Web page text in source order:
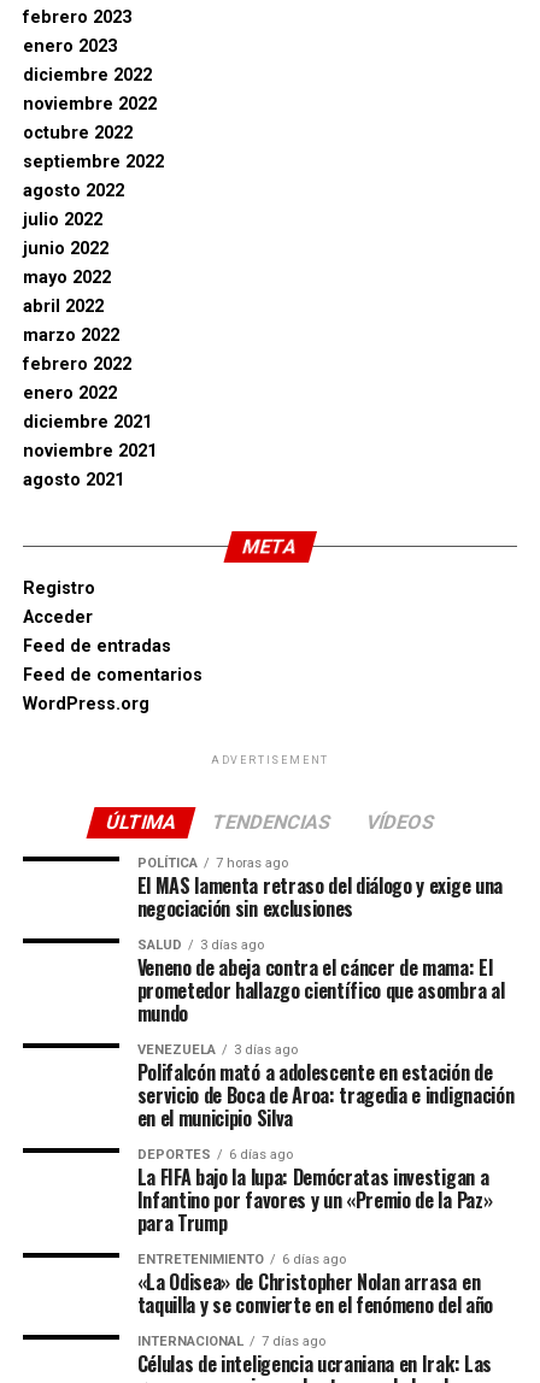
febrero 2023
enero 2023
diciembre 2022
noviembre 2022
octubre 2022
septiembre 2022
agosto 2022
julio 2022
junio 2022
mayo 2022
abril 2022
marzo 2022
febrero 2022
enero 2022
diciembre 2021
noviembre 2021
agosto 2021
META
Registro
Acceder
Feed de entradas
Feed de comentarios
WordPress.org
ADVERTISEMENT
ÚLTIMA TENDENCIAS VÍDEOS
POLÍTICA 7 horas ago
El MAS lamenta retraso del diálogo y exige una
negociación sin exclusiones
SALUD 3 días ago
Veneno de abeja contra el cáncer de mama: El
prometedor hallazgo científico que asombra al
mundo
VENEZUELA 3 días ago
Polifalcón mató a adolescente en estación de
servicio de Boca de Aroa: tragedia e indignación
en el municipio Silva
DEPORTES 6 días ago
La FIFA bajo la lupa: Demócratas investigan a
Infantino por favores y un «Premio de la Paz»
para Trump
ENTRETENIMIENTO 6 días ago
«La Odisea» de Christopher Nolan arrasa en
taquilla y se convierte en el fenómeno del año
INTERNACIONAL 7 días ago
Células de inteligencia ucraniana en Irak: Las